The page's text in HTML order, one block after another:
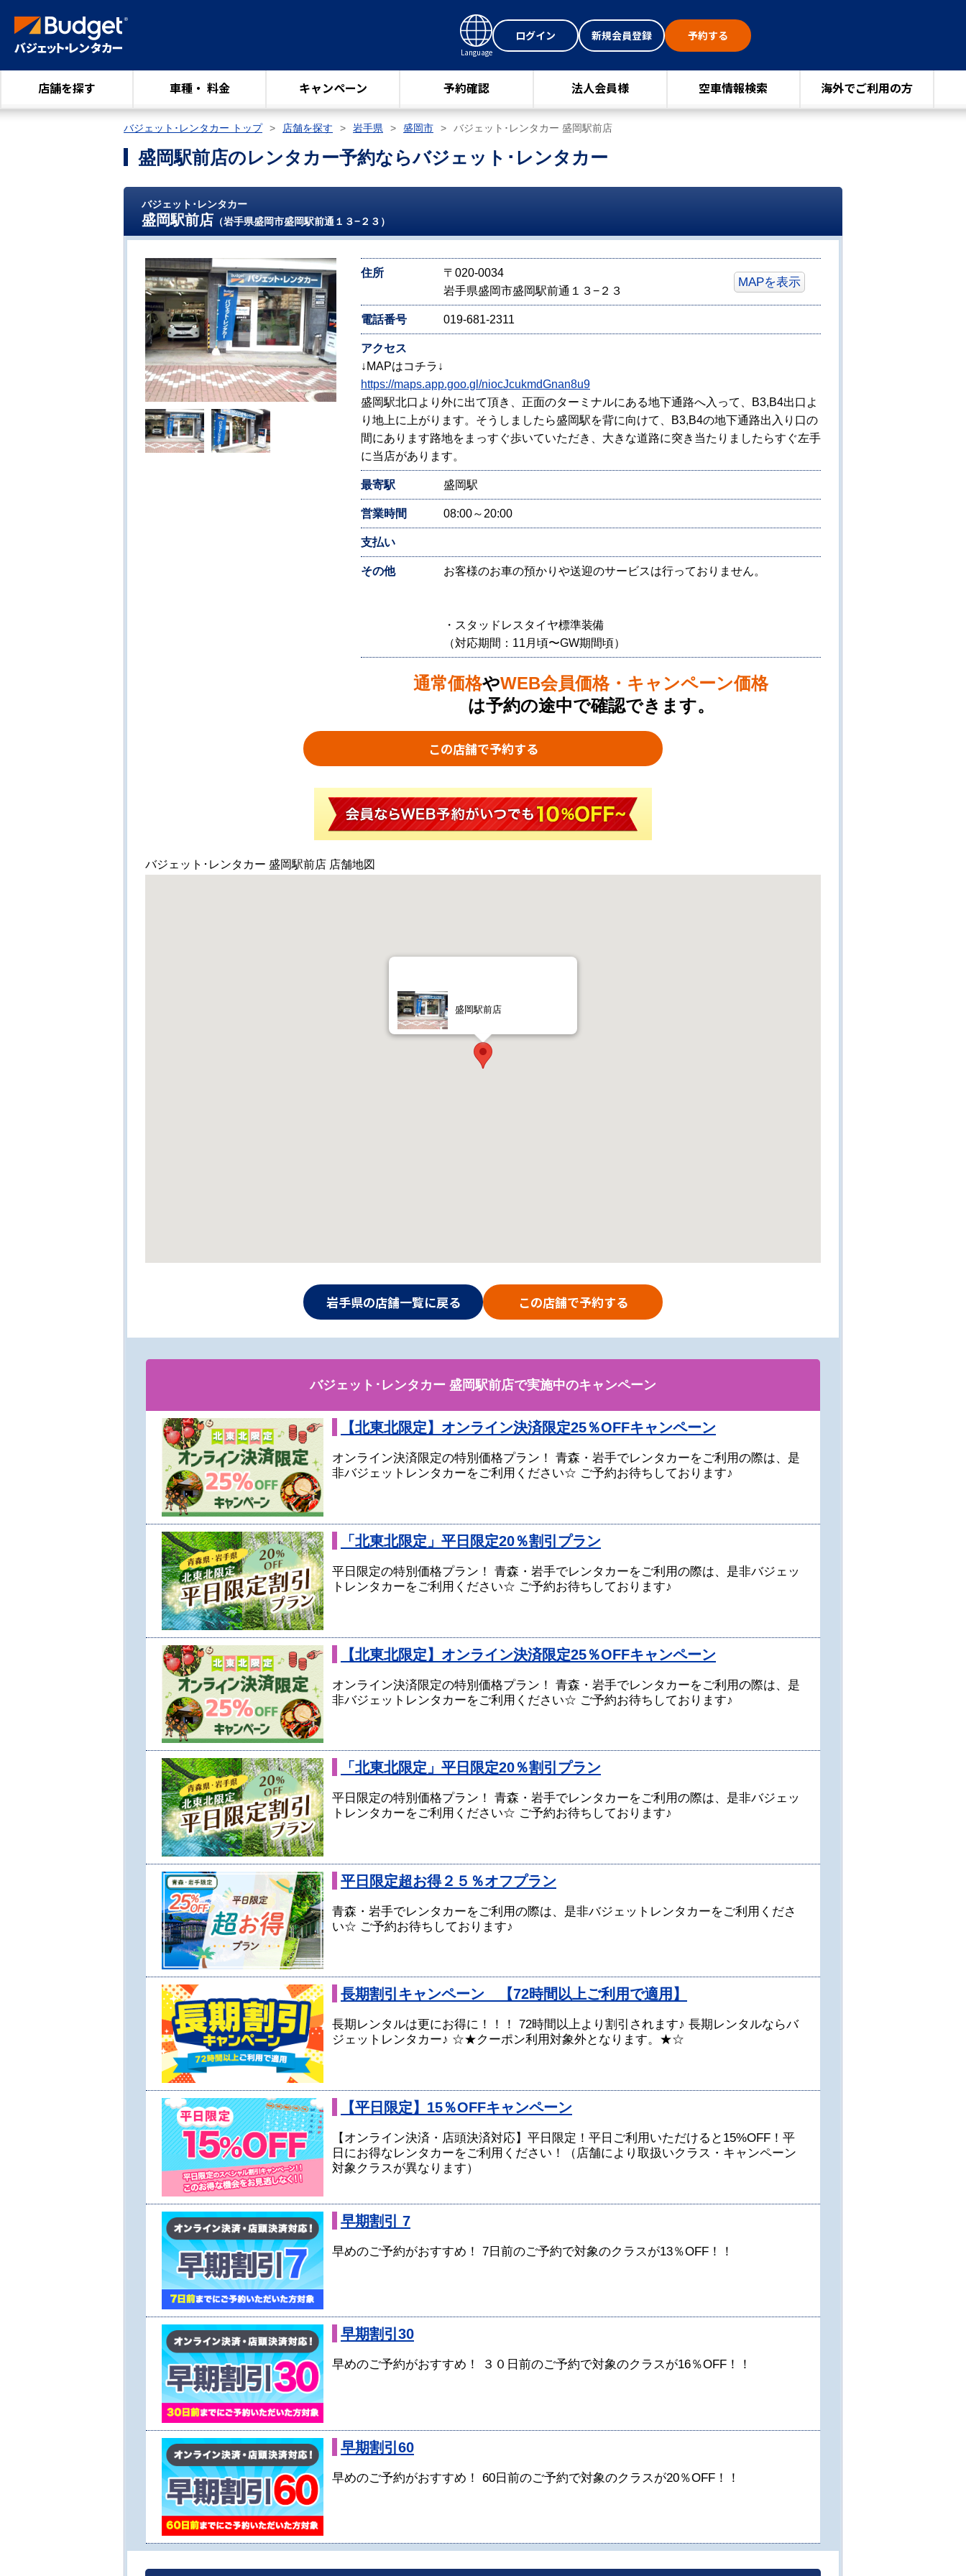
Language
ログイン 新規会員登録 予約する
店舗を探す 車種・ 料金 キャンペーン 予約確認 法人会員様 空車情報検索 海外でご利用の方
バジェット･レンタカー トップ 店舗を探す 岩手県 盛岡市 バジェット･レンタカー 盛岡駅前店
盛岡駅前店のレンタカー予約ならバジェット･レンタカー
バジェット･レンタカー
盛岡駅前店 （岩手県盛岡市盛岡駅前通１３−２３）
住所
〒020-0034
岩手県盛岡市盛岡駅前通１３−２３
MAPを表示
電話番号 019-681-2311
アクセス
↓MAPはコチラ↓
https://maps.app.goo.gl/niocJcukmdGnan8u9
盛岡駅北口より外に出て頂き、正面のターミナルにある地下通路へ入って、B3,B4出口よ
り地上に上がります。そうしましたら盛岡駅を背に向けて、B3,B4の地下通路出入り口の
間にあります路地をまっすぐ歩いていただき、大きな道路に突き当たりましたらすぐ左手
に当店があります。
最寄駅 盛岡駅
営業時間 08:00～20:00
支払い
その他 お客様のお車の預かりや送迎のサービスは行っておりません。
・スタッドレスタイヤ標準装備
（対応期間：11月頃〜GW期間頃）
通常価格やWEB会員価格・キャンペーン価格
は予約の途中で確認できます。
この店舗で予約する
バジェット･レンタカー 盛岡駅前店 店舗地図
盛岡駅前店
岩手県の店舗一覧に戻る この店舗で予約する
バジェット･レンタカー 盛岡駅前店で実施中のキャンペーン
【北東北限定】オンライン決済限定25％OFFキャンペーン
オンライン決済限定の特別価格プラン！ 青森・岩手でレンタカーをご利用の際は、是
非バジェットレンタカーをご利用ください☆ ご予約お待ちしております♪
「北東北限定」平日限定20％割引プラン
平日限定の特別価格プラン！ 青森・岩手でレンタカーをご利用の際は、是非バジェッ
トレンタカーをご利用ください☆ ご予約お待ちしております♪
【北東北限定】オンライン決済限定25％OFFキャンペーン
オンライン決済限定の特別価格プラン！ 青森・岩手でレンタカーをご利用の際は、是
非バジェットレンタカーをご利用ください☆ ご予約お待ちしております♪
「北東北限定」平日限定20％割引プラン
平日限定の特別価格プラン！ 青森・岩手でレンタカーをご利用の際は、是非バジェッ
トレンタカーをご利用ください☆ ご予約お待ちしております♪
平日限定超お得２５％オフプラン
青森・岩手でレンタカーをご利用の際は、是非バジェットレンタカーをご利用くださ
い☆ ご予約お待ちしております♪
長期割引キャンペーン 【72時間以上ご利用で適用】
長期レンタルは更にお得に！！！ 72時間以上より割引されます♪ 長期レンタルならバ
ジェットレンタカー♪ ☆★クーポン利用対象外となります。★☆
【平日限定】15％OFFキャンペーン
【オンライン決済・店頭決済対応】平日限定！平日ご利用いただけると15%OFF！平
日にお得なレンタカーをご利用ください！（店舗により取扱いクラス・キャンペーン
対象クラスが異なります）
早期割引 7
早めのご予約がおすすめ！ 7日前のご予約で対象のクラスが13％OFF！！
早期割引30
早めのご予約がおすすめ！ ３０日前のご予約で対象のクラスが16％OFF！！
早期割引60
早めのご予約がおすすめ！ 60日前のご予約で対象のクラスが20％OFF！！